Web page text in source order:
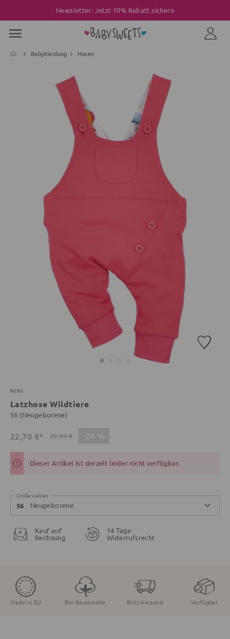
Newsletter: Jetzt 10% Rabatt sichern
Babykleidung Hosen
NINI
Latzhose Wildtiere
56 (Neugeborene)
22,70 €* 29,99 €
Dieser Artikel ist derzeit leider nicht verfügbar.
Größe wählen
56 Neugeborene
Kauf auf
Rechnung
14 Tage
Widerrufsrecht
Made in EU Bio Baumwolle Blitz-Versand Verfügbar